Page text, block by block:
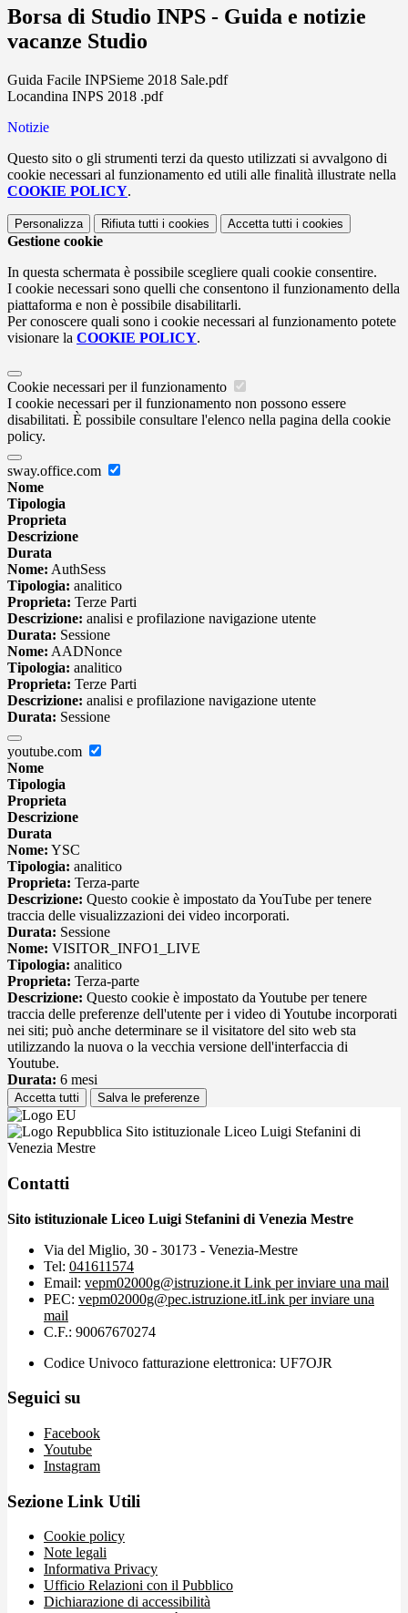
Borsa di Studio INPS - Guida e notizie
vacanze Studio
Guida Facile INPSieme 2018 Sale.pdf
Locandina INPS 2018 .pdf
Notizie
Questo sito o gli strumenti terzi da questo utilizzati si avvalgono di
cookie necessari al funzionamento ed utili alle finalità illustrate nella
COOKIE POLICY.
Personalizza Rifiuta tutti i cookies Accetta tutti i cookies
Gestione cookie
In questa schermata è possibile scegliere quali cookie consentire.
I cookie necessari sono quelli che consentono il funzionamento della
piattaforma e non è possibile disabilitarli.
Per conoscere quali sono i cookie necessari al funzionamento potete
visionare la COOKIE POLICY.
Cookie necessari per il funzionamento
I cookie necessari per il funzionamento non possono essere
disabilitati. È possibile consultare l'elenco nella pagina della cookie
policy.
sway.office.com
Nome
Tipologia
Proprieta
Descrizione
Durata
Nome: AuthSess
Tipologia: analitico
Proprieta: Terze Parti
Descrizione: analisi e profilazione navigazione utente
Durata: Sessione
Nome: AADNonce
Tipologia: analitico
Proprieta: Terze Parti
Descrizione: analisi e profilazione navigazione utente
Durata: Sessione
youtube.com
Nome
Tipologia
Proprieta
Descrizione
Durata
Nome: YSC
Tipologia: analitico
Proprieta: Terza-parte
Descrizione: Questo cookie è impostato da YouTube per tenere
traccia delle visualizzazioni dei video incorporati.
Durata: Sessione
Nome: VISITOR_INFO1_LIVE
Tipologia: analitico
Proprieta: Terza-parte
Descrizione: Questo cookie è impostato da Youtube per tenere
traccia delle preferenze dell'utente per i video di Youtube incorporati
nei siti; può anche determinare se il visitatore del sito web sta
utilizzando la nuova o la vecchia versione dell'interfaccia di
Youtube.
Durata: 6 mesi
Accetta tutti Salva le preferenze
Sito istituzionale Liceo Luigi Stefanini di
Venezia Mestre
Contatti
Sito istituzionale Liceo Luigi Stefanini di Venezia Mestre
Via del Miglio, 30 - 30173 - Venezia-Mestre
Tel: 041611574
Email: vepm02000g@istruzione.it Link per inviare una mail
PEC: vepm02000g@pec.istruzione.itLink per inviare una
mail
C.F.: 90067670274
Codice Univoco fatturazione elettronica: UF7OJR
Seguici su
Facebook
Youtube
Instagram
Sezione Link Utili
Cookie policy
Note legali
Informativa Privacy
Ufficio Relazioni con il Pubblico
Dichiarazione di accessibilità